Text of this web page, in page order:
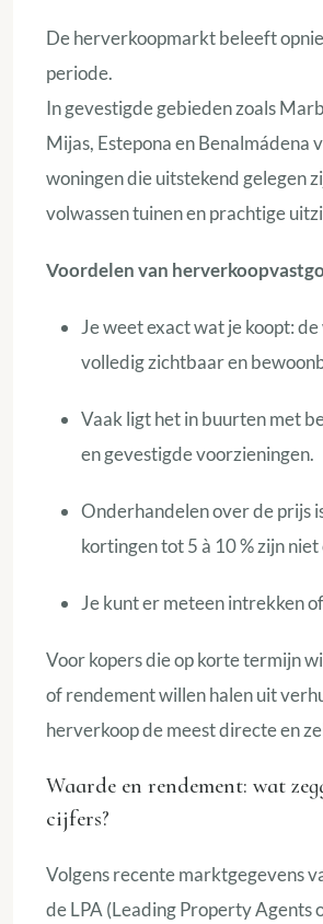
De herverkoopmarkt beleeft
periode.
In gevestigde gebieden zoals
Mijas, Estepona en Benalmádena
woningen die uitstekend gelegen
volwassen tuinen en prachtige
Voordelen van
Je weet exact wat je koopt: de
volledig zichtbaar en
Vaak ligt het in buurten met
en gevestigde voorzieningen.
Onderhandelen over de prijs
kortingen tot 5 à 10 % zijn
Je kunt er meteen intrekken
Voor kopers die op korte termijn
of rendement willen halen uit
herverkoop de meest directe en
Waarde en rendement: wat
cijfers?
Volgens recente marktgegevens
de LPA (Leading Property Agents